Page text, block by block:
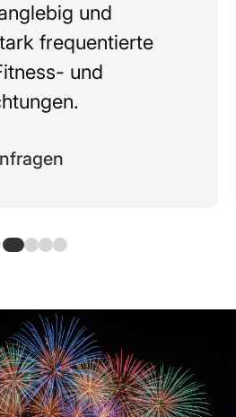
und
frequentierte
und
von RFID-Karten